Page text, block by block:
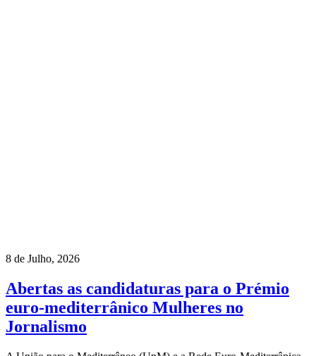
8 de Julho, 2026
Abertas as candidaturas para o Prémio
euro-mediterrânico Mulheres no
Jornalismo